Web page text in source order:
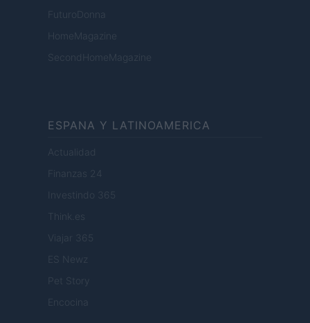
FuturoDonna
HomeMagazine
SecondHomeMagazine
ESPANA Y LATINOAMERICA
Actualidad
Finanzas 24
Investindo 365
Think.es
Viajar 365
ES Newz
Pet Story
Encocina